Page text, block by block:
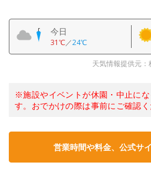
今日
31℃／24℃
天気情報提供元
※施設やイベントが休園・中止に
す。おでかけの際は事前にご確認く
営業時間や料金、公式サ